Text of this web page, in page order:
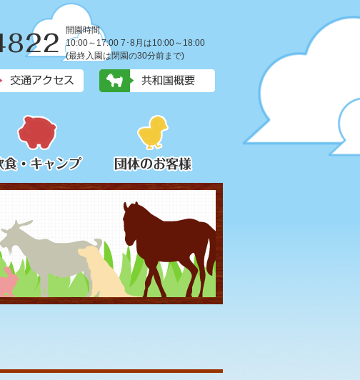
開園時間
10:00～17:00 7･8月は10:00～18:00
(最終入園は閉園の30分前まで)